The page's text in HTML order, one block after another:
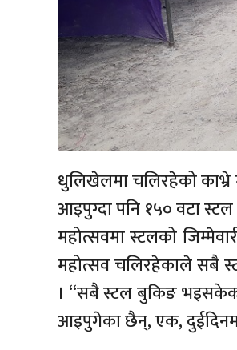
धुलिखेलमा चलिरहेको काभ्रे
आइपुग्दा पनि १५० वटा
महोत्सवमा स्टलको
महोत्सव चलिरहेकाले सबै
। “सबै स्टल बुकिङ
आइपुगेका छैन्, एक,